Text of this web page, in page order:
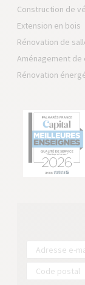
Construction de
Extension en bois
Rénovation de
Aménagement de
Rénovation